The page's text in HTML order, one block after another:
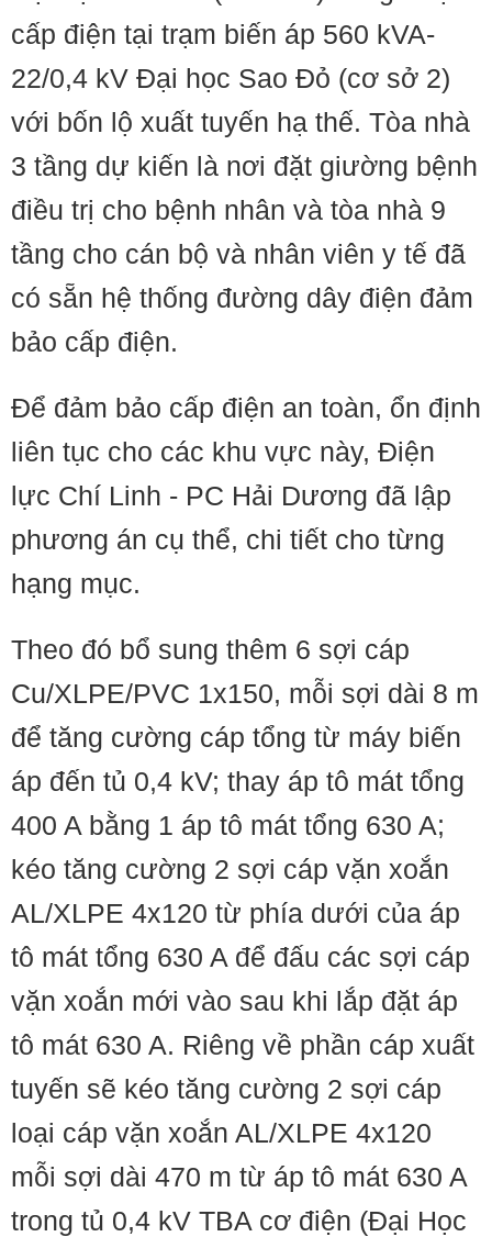
cấp điện tại trạm biến áp 560 kVA-
22/0,4 kV Đại học Sao Đỏ (cơ sở 2)
với bốn lộ xuất tuyến hạ thế. Tòa nhà
3 tầng dự kiến là nơi đặt giường bệnh
điều trị cho bệnh nhân và tòa nhà 9
tầng cho cán bộ và nhân viên y tế đã
có sẵn hệ thống đường dây điện đảm
bảo cấp điện.
Để đảm bảo cấp điện an toàn, ổn định
liên tục cho các khu vực này, Điện
lực Chí Linh - PC Hải Dương đã lập
phương án cụ thể, chi tiết cho từng
hạng mục.
Theo đó bổ sung thêm 6 sợi cáp
Cu/XLPE/PVC 1x150, mỗi sợi dài 8 m
để tăng cường cáp tổng từ máy biến
áp đến tủ 0,4 kV; thay áp tô mát tổng
400 A bằng 1 áp tô mát tổng 630 A;
kéo tăng cường 2 sợi cáp vặn xoắn
AL/XLPE 4x120 từ phía dưới của áp
tô mát tổng 630 A để đấu các sợi cáp
vặn xoắn mới vào sau khi lắp đặt áp
tô mát 630 A. Riêng về phần cáp xuất
tuyến sẽ kéo tăng cường 2 sợi cáp
loại cáp vặn xoắn AL/XLPE 4x120
mỗi sợi dài 470 m từ áp tô mát 630 A
trong tủ 0,4 kV TBA cơ điện (Đại Học